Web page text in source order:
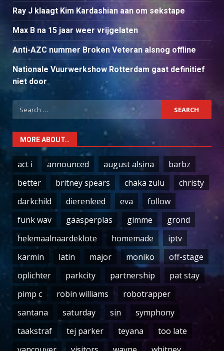
Ray J klaagt Kim Kardashian aan om sekstape
Max B na 15 jaar weer vrijgelaten
Anti-AZC nummer Broken Veteran alsnog offline
Nationale Vuurwerkshow Rotterdam gaat definitief
niet door
Search
for:
MORE ABOUT…
act i announced august alsina
barbz
better
britney spears chaka zulu
christy
darkchild
dierenleed eva
follow
funk wav
gaasperplas gimme
grond
helemaalnaardeklote
homemade
iptv
karmin
latin major moniko
off-stage
oplichter
parkcity partnership
pat stay
pimp c
robin williams
robotrapper
santana
saturday sin
symphony
taakstraf
tej parker teyana
too late